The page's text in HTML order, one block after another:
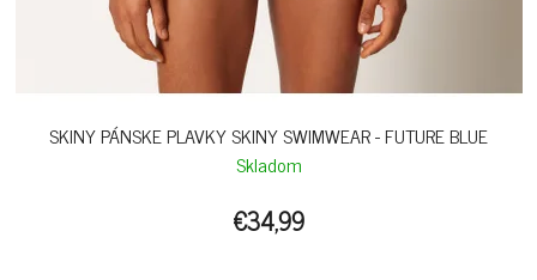
SKINY PÁNSKE PLAVKY SKINY SWIMWEAR - FUTURE BLUE
Skladom
€34,99